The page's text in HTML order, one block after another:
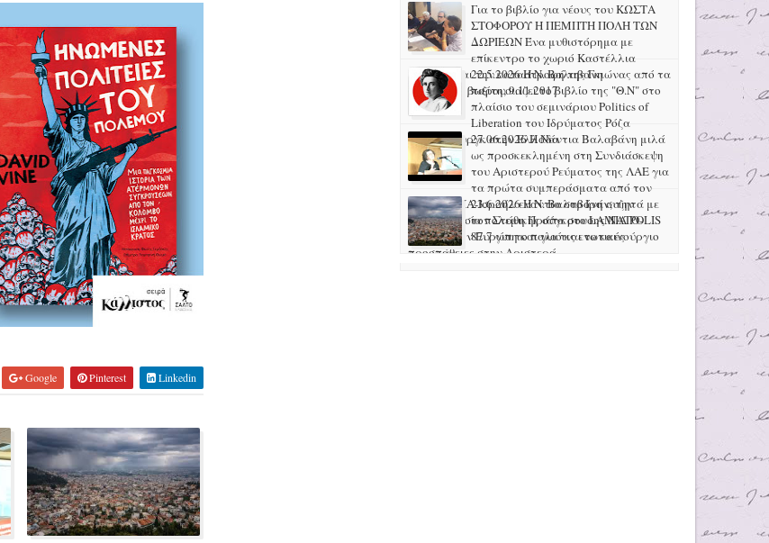
Google Pinterest Linkedin
Για το βιβλίο για νέους του ΚΩΣΤΑ
ΣΤΟΦΟΡΟΥ Η ΠΕΜΠΤΗ ΠΟΛΗ ΤΩΝ
ΔΩΡΙΕΩΝ Ένα μυθιστόρημα με
επίκεντρο το χωριό Καστέλλια
Φωκίδας και την καταστροφή της Γκιώνας από τα
μεταλλεία βωξίτη, 9.11.2017
22.5.2026 H N. Βαλαβάνη
παρουσιάζει το βιβλίο της "Θ.Ν" στο
πλαίσιο του σεμινάριου Politics of
Liberation του Ιδρύματος Ρόζα
Λούξεμπουργκ στην Ελλάδα
27.06.2026 H Νάντια Βαλαβάνη μιλά
ως προσκεκλημένη στη Συνδιάσκεψη
του Αριστερού Ρεύματος της ΛΑΕ για
τα πρώτα συμπεράσματα από τον
πόλεμο ΗΠΑ-Ισραήλ ενάντια στο Ιράν, την
προετοιμασία πολεμικής σύγκρουσης ΝΑΤΟ-
Ρωσίας στην Ευρώπη και για τις ενωτικές
προσπάθειες στην Αριστερά
23.6.2026 Η Ν. Βαλαβάνη συζητά με
τον Στάθη Πράπα στο LAMIA POLIS
87.7 για το παλιό και το καινούργιο